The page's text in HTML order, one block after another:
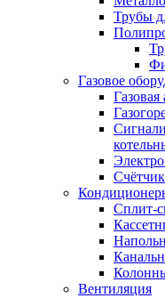
Трубы
Газовое
Газовая
Сплит-
Вентиляция